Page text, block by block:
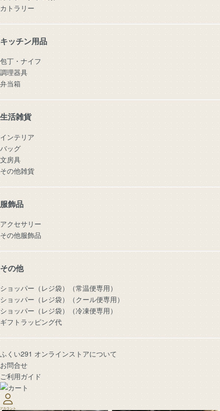
カトラリー
キッチン用品
包丁・ナイフ
調理器具
弁当箱
生活雑貨
インテリア
バッグ
文房具
その他雑貨
服飾品
アクセサリー
その他服飾品
その他
ショッパー（レジ袋）（常温便専用）
ショッパー（レジ袋）（クール便専用）
ショッパー（レジ袋）（冷凍便専用）
ギフトラッピング代
ふくい291 オンラインストアについて
お問合せ
ご利用ガイド